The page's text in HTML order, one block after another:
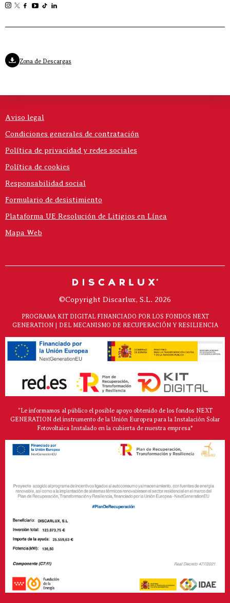
Zona de Descargas
Aviso legal
Condiciones generales de contratación
Política de privacidad y redes sociales
Política de cookies
Responsabilidad social
Formulario de desistimiento
Plataforma UE Resolución de Litigios en Línea
Mapa Web
©Copyright Discarlux, S.L. 2026
PROGRAMA KIT DIGITAL FINANCIADO POR LOS FONDOS NEXT
GENERATION | DEL MECANISMO DE RECUPERACIÓN Y RESILIENCIA
"Le informamos al público el posible apoyo obtenido de los fondos NEXT
GENERATION del instrumento de la Unión Europea para la Instalación Solar
Fotovoltaica Instalado en la cubierta de nuestra empresa*